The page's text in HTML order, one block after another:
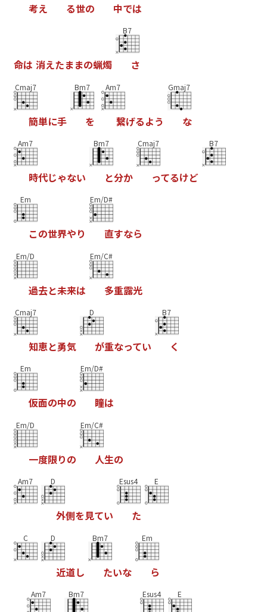
考え る世の 中では
命は 消えたままの蝋燭
B7
さ
Cmaj7
簡単に手
Bm7
を
Am7
繋げるよう
Gmaj7
な
Am7
時代じゃない
Bm7
と分か
Cmaj7
ってるけど
B7
Em
この世界やり
Em/D#
直すなら
Em/D
過去と未来は
Em/C#
多重露光
Cmaj7
知恵と勇気
D
が重なってい
B7
く
Em
仮面の中の
Em/D#
瞳は
Em/D
一度限りの
Em/C#
人生の
Am7 D
外側を見てい
Esus4
た
E
C D
近道し
Bm7
たいな
Em
ら
Am7 Bm7 Esus4 E